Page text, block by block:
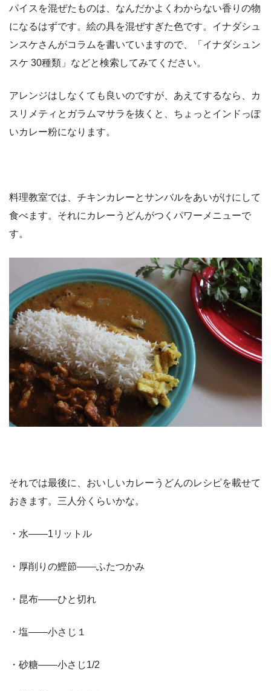
パイスを混ぜたものは、なんだかよくわからない香りの物
になるはずです。絵の具を混ぜすぎた色です。イナダシュ
ンスケさんがコラムを書いていますので、「イナダシュン
スケ 30種類」などと検索してみてください。
アレンジはしなくても良いのですが、あえてするなら、カ
スリメティとガラムマサラを抜くと、ちょっとインドっぽ
いカレー粉になります。
料理教室では、チキンカレーとサンバルをあいがけにして
食べます。それにカレーうどんがつくパワーメニューで
す。
それでは最後に、おいしいカレーうどんのレシピを載せて
おきます。三人分くらいかな。
・水——1リットル
・厚削りの鰹節——ふたつかみ
・昆布——ひと切れ
・塩——小さじ１
・砂糖——小さじ1/2